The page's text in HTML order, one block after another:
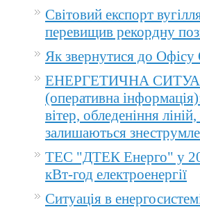
Світовий експорт
перевищив рекордну
Як звернутися до
ЕНЕРГЕТИЧНА
(оперативна
вітер, обледеніння
залишаються
ТЕС "ДТЕК Енерго" у
кВт-год електроенергії
Ситуація в